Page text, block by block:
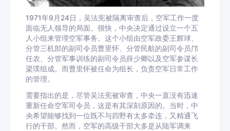
1971年9月24日，吴法宪被隔离审查后，空军工作一度
面临无人领导的局面。很快，中央决定通过设立一个五
人小组来管理空军事务。这个小组由空军政委王辉球、
分管三机部的副司令员曹里怀、分管民航的副司令员邝
任农、分管军事训练的副司令员薛少卿以及空军参谋长
梁璞组成。而曹里怀被任命为组长，负责空军日常工作
的管理。
需要指出的是，尽管吴法宪被审查，中央一直没有迅速
重新任命空军司令员，这是有其深刻原因的。当时，中
央希望能够找到一位既不与四野有太多牵连，又精通飞
行的干部。然而，空军的高级干部大多是从陆军调来